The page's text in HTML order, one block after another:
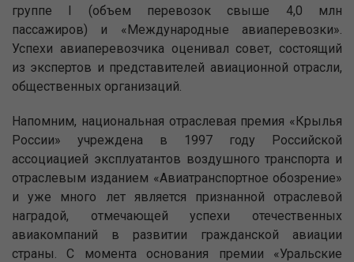
группе I (объем перевозок свыше 4,0 млн
пассажиров) и «Международные авиаперевозки».
Успехи авиаперевозчика оценивал совет, состоящий
из экспертов и представителей авиационной отрасли,
общественных организаций.
Напомним, национальная отраслевая премия «Крылья
России» учреждена в 1997 году Российской
ассоциацией эксплуатантов воздушного транспорта и
отраслевым изданием «Авиатранспортное обозрение»
и уже много лет является признанной отраслевой
наградой, отмечающей успехи отечественных
авиакомпаний в развитии гражданской авиации
страны. С момента основания премии «Уральские